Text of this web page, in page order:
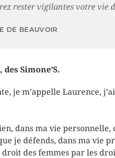
rester vigilantes votre vie
DE BEAUVOIR
Simone’S.
je m’appelle Laurence,
dans ma vie personnelle,
je défends, dans ma vie
des femmes par les